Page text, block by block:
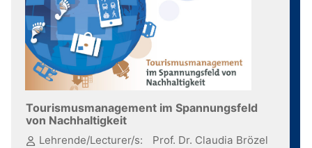
Tourismusmanagement im Spannungsfeld
von Nachhaltigkeit
Lehrende/Lecturer/s:
Prof. Dr. Claudia Brözel